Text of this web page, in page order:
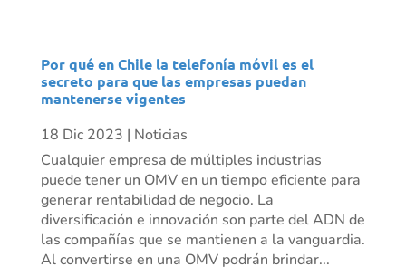
Por qué en Chile la telefonía móvil es el
secreto para que las empresas puedan
mantenerse vigentes
18 Dic 2023 | Noticias
Cualquier empresa de múltiples industrias
puede tener un OMV en un tiempo eficiente para
generar rentabilidad de negocio. La
diversificación e innovación son parte del ADN de
las compañías que se mantienen a la vanguardia.
Al convertirse en una OMV podrán brindar...